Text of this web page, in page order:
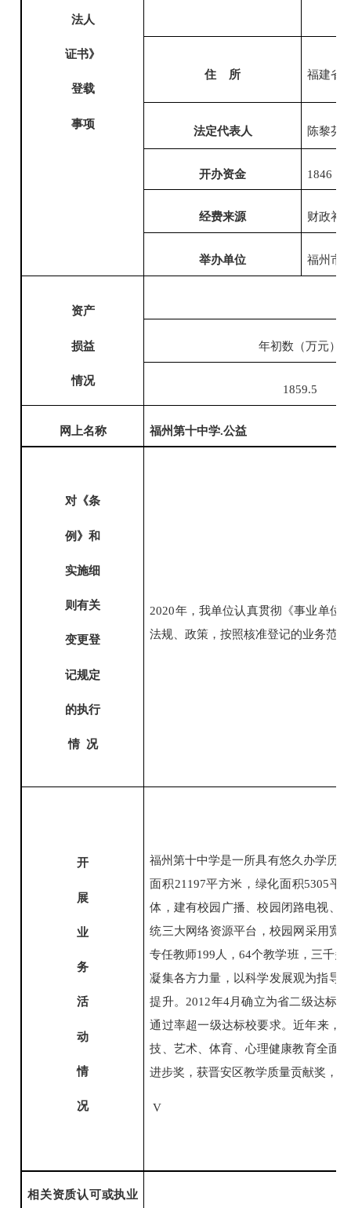
法人
证书》
登载
事项
住 所 福建省
法定代表人 陈黎芬
开办资金 1846
经费来源 财政补
举办单位 福州市
资产
损益
情况
年初数（万元）
1859.5
网上名称 福州第十中学.公益
对《条
例》和
实施细
则有关
变更登
记规定
的执行
情 况
2020年，我单位认真贯彻《事业单位
法规、政策，按照核准登记的业务范
开
展
业
务
活
动
情
况
福州第十中学是一所具有悠久办学历
面积21197平方米，绿化面积5305
体，建有校园广播、校园闭路电视、
统三大网络资源平台，校园网采用宽
专任教师199人，64个教学班，三千
凝集各方力量，以科学发展观为指导
提升。2012年4月确立为省二级达标
通过率超一级达标校要求。近年来，
技、艺术、体育、心理健康教育全面
进步奖，获晋安区教学质量贡献奖，
V
相关资质认可或执业